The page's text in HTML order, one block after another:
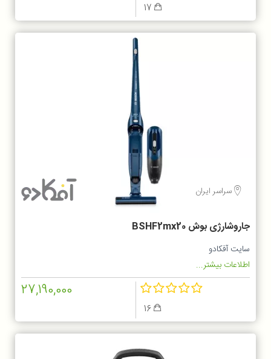
17
سراسر ایران
جاروشارژی بوش BSHF2mx20
سایت آفکادو
اطلاعات بیشتر...
16
27,190,000